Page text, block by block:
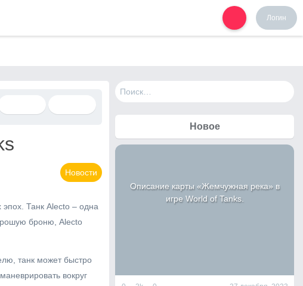
Логин
Новости
Танк Alecto – одна
броню, Alecto
танк может быстро
вокруг
Н
и
Новое
Описание карты «Жемчужная река» в
игре World of Tanks.